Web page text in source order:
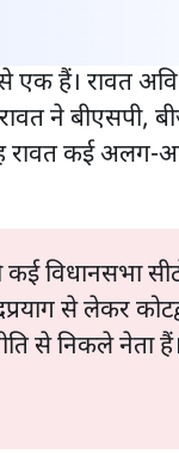
हैं। रावत
ने बीएसपी,
रावत कई अलग-
विधानसभा
से लेकर
से निकले नेता हैं।